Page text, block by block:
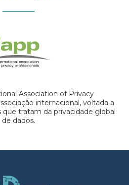
Association of Privacy
internacional, voltada a
tratam da privacidade global
de dados.